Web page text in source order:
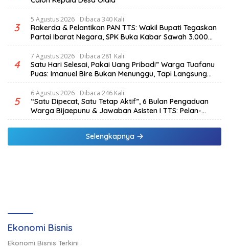
3
5 Agustus 2026 Dibaca 340 Kali
Rakerda & Pelantikan PAN TTS: Wakil Bupati Tegaskan
Partai Ibarat Negara, SPK Buka Kabar Sawah 3.000
Hektar & Larangan Politik Uang
4
7 Agustus 2026 Dibaca 281 Kali
Satu Hari Selesai, Pakai Uang Pribadi” Warga Tuafanu
Puas: Imanuel Bire Bukan Menunggu, Tapi Langsung
Bekerja
5
6 Agustus 2026 Dibaca 246 Kali
“Satu Dipecat, Satu Tetap Aktif”, 6 Bulan Pengaduan
Warga Bijaepunu & Jawaban Asisten I TTS: Pelan-
pelan, Tapi Pasti.
Selengkapnya
Ekonomi Bisnis
Ekonomi Bisnis Terkini